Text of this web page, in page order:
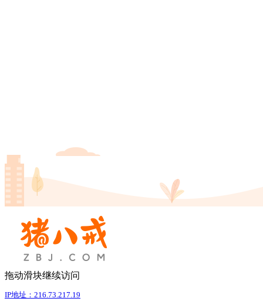
拖动滑块继续访问
IP地址：216.73.217.19